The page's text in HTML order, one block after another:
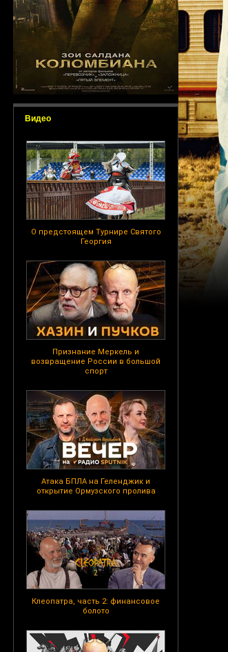
Видео
О предстоящем Турнире Святого
Георгия
Признание Меркель и
возвращение России в большой
спорт
Атака БПЛА на Геленджик и
открытие Ормузского пролива
Клеопатра, часть 2: финансовое
болото